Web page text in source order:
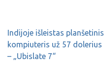
Indijoje išleistas planšetinis
kompiuteris už 57 dolerius
– „Ubislate 7“